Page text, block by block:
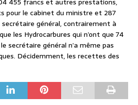
pour le cabinet du ministre et 287
général, contrairement à
les Hydrocarbures qui n’ont que 74
secrétaire général n’a même pas
Décidemment, les recettes des